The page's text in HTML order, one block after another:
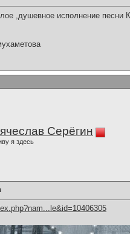
,душевное исполнение песни
Серёгин
я здесь